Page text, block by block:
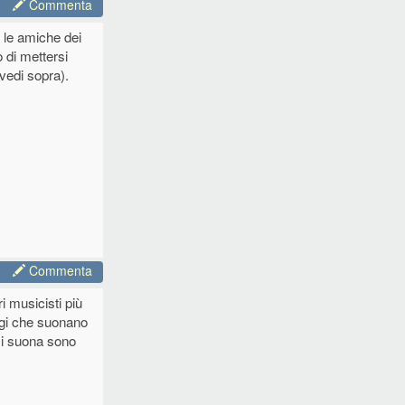
Commenta
amiche dei
di mettersi
sopra).
Commenta
musicisti più
che suonano
suona sono